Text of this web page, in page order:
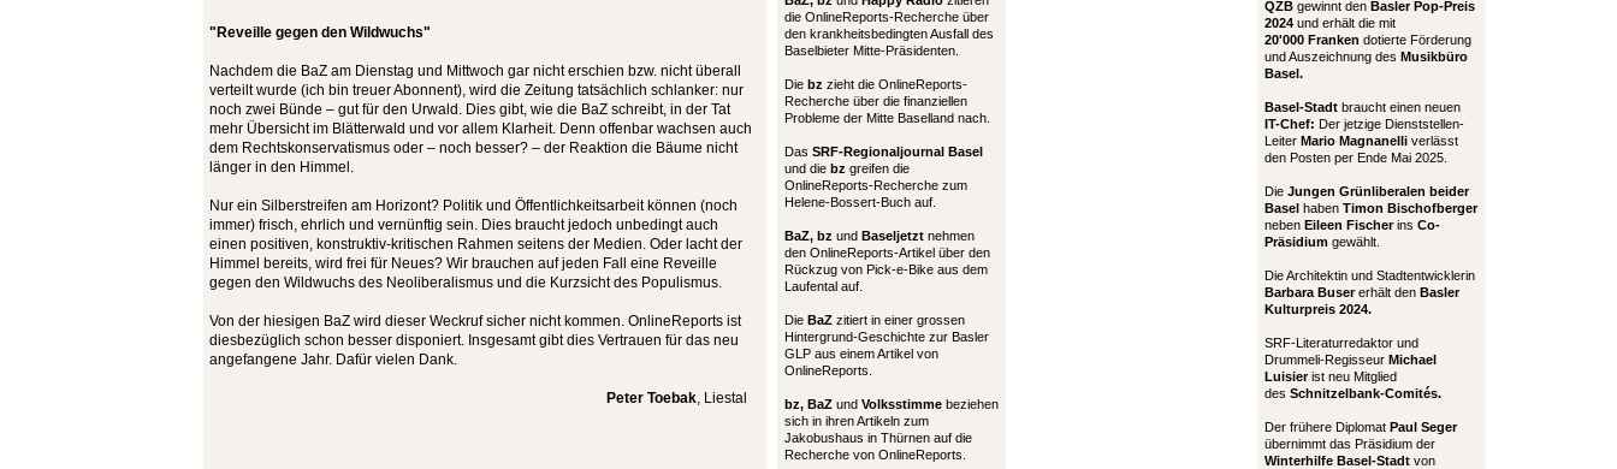
"Reveille gegen den Wildwuchs"
Nachdem die BaZ am Dienstag und Mittwoch gar nicht erschien bzw. nicht überall
verteilt wurde (ich bin treuer Abonnent), wird die Zeitung tatsächlich schlanker: nur
noch zwei Bünde – gut für den Urwald. Dies gibt, wie die BaZ schreibt, in der Tat
mehr Übersicht im Blätterwald und vor allem Klarheit. Denn offenbar wachsen auch
dem Rechtskonservatismus oder – noch besser? – der Reaktion die Bäume nicht
länger in den Himmel.
Nur ein Silberstreifen am Horizont? Politik und Öffentlichkeitsarbeit können (noch
immer) frisch, ehrlich und vernünftig sein. Dies braucht jedoch unbedingt auch
einen positiven, konstruktiv-kritischen Rahmen seitens der Medien. Oder lacht der
Himmel bereits, wird frei für Neues? Wir brauchen auf jeden Fall eine Reveille
gegen den Wildwuchs des Neoliberalismus und die Kurzsicht des Populismus.
Von der hiesigen BaZ wird dieser Weckruf sicher nicht kommen. OnlineReports ist
diesbezüglich schon besser disponiert. Insgesamt gibt dies Vertrauen für das neu
angefangene Jahr. Dafür vielen Dank.
Peter Toebak, Liestal
die OnlineReports-Recherche über
den krankheitsbedingten Ausfall des
Baselbieter Mitte-Präsidenten.
Die bz zieht die OnlineReports-
Recherche über die finanziellen
Probleme der Mitte Baselland nach.
Das SRF-Regionaljournal Basel
und die bz greifen die
OnlineReports-Recherche zum
Helene-Bossert-Buch auf.
BaZ, bz und Baseljetzt nehmen
den OnlineReports-Artikel über den
Rückzug von Pick-e-Bike aus dem
Laufental auf.
Die BaZ zitiert in einer grossen
Hintergrund-Geschichte zur Basler
GLP aus einem Artikel von
OnlineReports.
bz, BaZ und Volksstimme beziehen
sich in ihren Artikeln zum
Jakobushaus in Thürnen auf die
Recherche von OnlineReports.
QZB gewinnt den Basler Pop-Preis
2024 und erhält die mit
20'000 Franken dotierte Förderung
und Auszeichnung des Musikbüro
Basel.
Basel-Stadt braucht einen neuen
IT-Chef: Der jetzige Dienststellen-
Leiter Mario Magnanelli verlässt
den Posten per Ende Mai 2025.
Die Jungen Grünliberalen beider
Basel haben Timon Bischofberger
neben Eileen Fischerins Co-
Präsidium gewählt.
Die Architektin und Stadtentwicklerin
Barbara Busererhält den Basler
Kulturpreis 2024.
SRF-Literaturredaktor und
Drummeli-Regisseur Michael
Luisierist neu Mitglied
des Schnitzelbank-Comités.
Der frühere Diplomat Paul Seger
übernimmt das Präsidium der
Winterhilfe Basel-Stadt von